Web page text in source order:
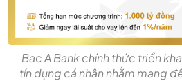
Bac A Bank chính thức triển
tín dụng cá nhân nhằm mang